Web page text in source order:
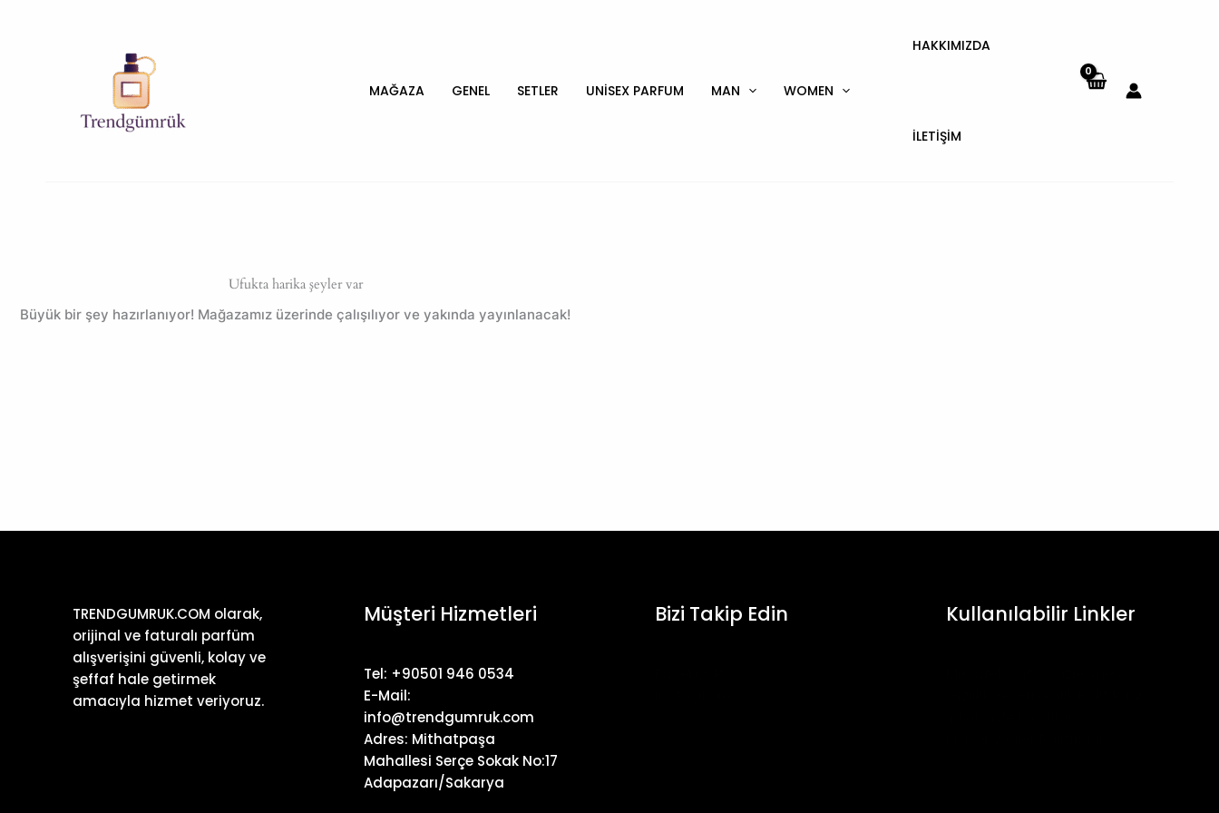
MAĞAZA GENEL SETLER UNİSEX PARFUM MAN WOMEN
HAKKIMIZDA
İLETIŞIM
Ufukta harika şeyler var
Büyük bir şey hazırlanıyor! Mağazamız üzerinde çalışılıyor ve yakında yayınlanacak!
TRENDGUMRUK.COM olarak,
orijinal ve faturalı parfüm
alışverişini güvenli, kolay ve
şeffaf hale getirmek
amacıyla hizmet veriyoruz.
Müşteri Hizmetleri
Tel: +90501 946 0534
E-Mail:
info@trendgumruk.com
Adres: Mithatpaşa
Mahallesi Serçe Sokak No:17
Adapazarı/Sakarya
Bizi Takip Edin Kullanılabilir Linkler